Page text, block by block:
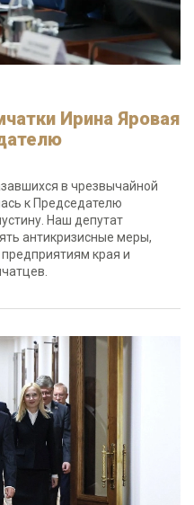
Ирина Яровая
в чрезвычайной
к Председателю
Наш депутат
антикризисные меры,
края и